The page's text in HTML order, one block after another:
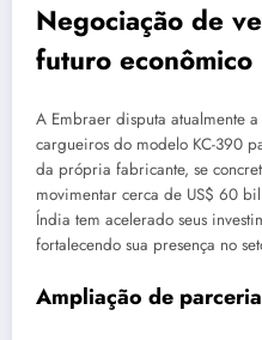
Negociação de
futuro econômico
A Embraer disputa atualmente
cargueiros do modelo KC-390
da própria fabricante, se
movimentar cerca de US$ 60
Índia tem acelerado seus
fortalecendo sua presença no
Ampliação de